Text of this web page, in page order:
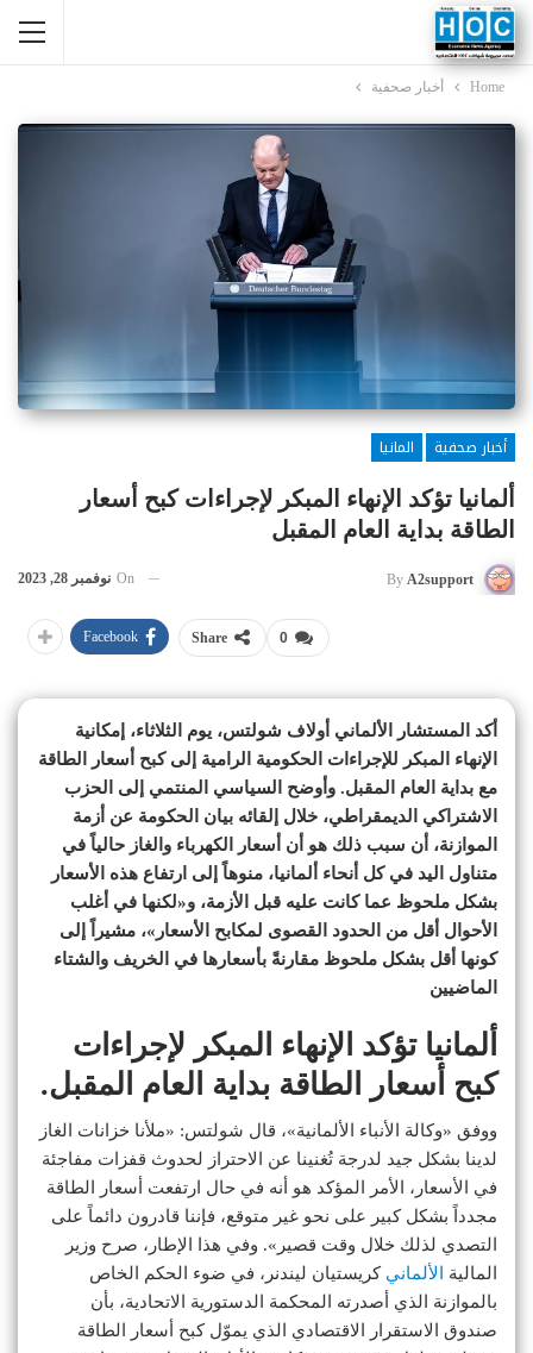
Home أخبار صحفية
أخبار صحفية
المانيا
ألمانيا تؤكد الإنهاء المبكر لإجراءات كبح أسعار
الطاقة بداية العام المقبل
By A2support
On نوفمبر 28, 2023
0
Share
Facebook
أكد المستشار الألماني أولاف شولتس، يوم الثلاثاء، إمكانية
الإنهاء المبكر للإجراءات الحكومية الرامية إلى كبح أسعار الطاقة
مع بداية العام المقبل. وأوضح السياسي المنتمي إلى الحزب
الاشتراكي الديمقراطي، خلال إلقائه بيان الحكومة عن أزمة
الموازنة، أن سبب ذلك هو أن أسعار الكهرباء والغاز حالياً في
متناول اليد في كل أنحاء ألمانيا، منوهاً إلى ارتفاع هذه الأسعار
بشكل ملحوظ عما كانت عليه قبل الأزمة، و«لكنها في أغلب
الأحوال أقل من الحدود القصوى لمكابح الأسعار»، مشيراً إلى
كونها أقل بشكل ملحوظ مقارنةً بأسعارها في الخريف والشتاء
الماضيين
ألمانيا تؤكد الإنهاء المبكر لإجراءات
كبح أسعار الطاقة بداية العام المقبل.
ووفق «وكالة الأنباء الألمانية»، قال شولتس: «ملأنا خزانات الغاز
لدينا بشكل جيد لدرجة تُغنينا عن الاحتراز لحدوث قفزات مفاجئة
في الأسعار، الأمر المؤكد هو أنه في حال ارتفعت أسعار الطاقة
مجدداً بشكل كبير على نحو غير متوقع، فإننا قادرون دائماً على
التصدي لذلك خلال وقت قصير». وفي هذا الإطار، صرح وزير
المالية
الألماني كريستيان ليندنر، في ضوء الحكم الخاص
بالموازنة الذي أصدرته المحكمة الدستورية الاتحادية، بأن
صندوق الاستقرار الاقتصادي الذي يموّل كبح أسعار الطاقة